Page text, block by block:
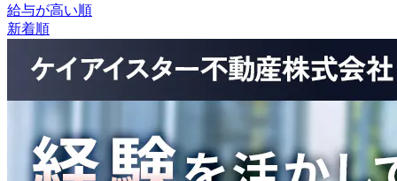
給与が高い順
新着順